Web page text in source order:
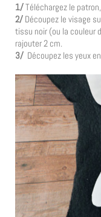
1/Téléchargez le
2/ Découpez le visage
tissu noir (ou la couleur
rajouter 2 cm.
3/ Découpez les yeux